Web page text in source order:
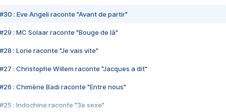
#30 : Eve Angeli raconte "Avant de partir"
#29 : MC Solaar raconte "Bouge de là"
#28 : Lorie raconte "Je vais vite"
#27 : Christophe Willem raconte "Jacques a dit"
#26 : Chimène Badi raconte "Entre nous"
#25 : Indochine raconte "3e sexe"